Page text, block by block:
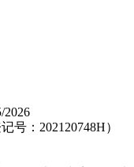
2026
号：202120748H）